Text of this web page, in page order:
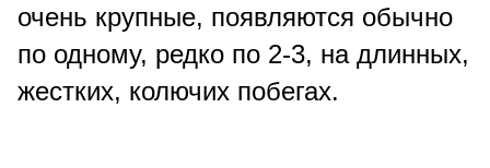
очень крупные, появляются обычно
по одному, редко по 2-3, на длинных,
жестких, колючих побегах.